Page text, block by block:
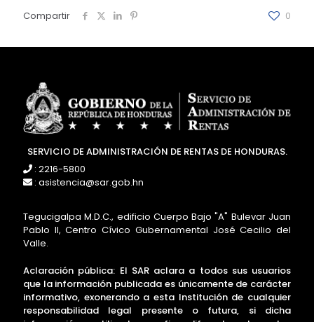
Compartir 0
SERVICIO DE ADMINISTRACIÓN DE RENTAS DE HONDURAS.
: 2216-5800
: asistencia@sar.gob.hn
Tegucigalpa M.D.C., edificio Cuerpo Bajo "A" Bulevar Juan
Pablo II, Centro Cívico Gubernamental José Cecilio del
Valle.
Aclaración pública: El SAR aclara a todos sus usuarios
que la información publicada es únicamente de carácter
informativo, exonerando a esta Institución de cualquier
responsabilidad legal presente o futura, si dicha